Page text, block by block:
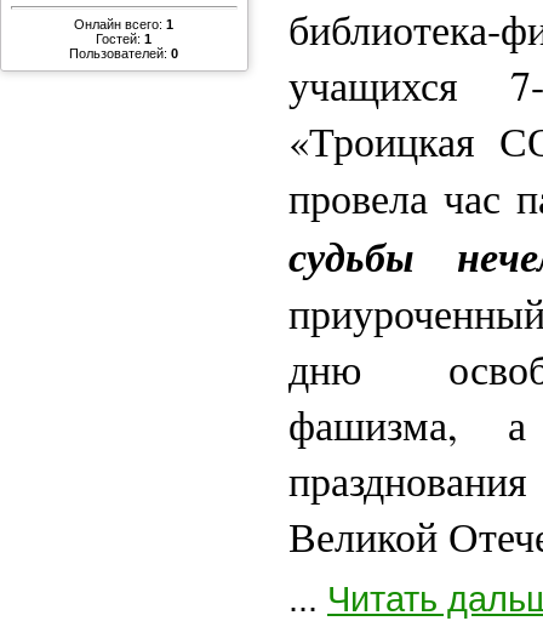
Онлайн всего:1
Гостей:1
Пользователей:0
учащихся
«Троицкая
провела час
судьбы
дню
фашизма,
Великой
... Читать